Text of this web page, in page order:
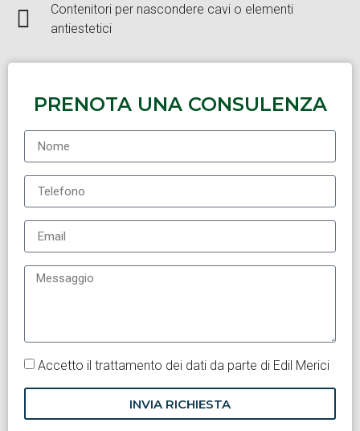
Contenitori per nascondere cavi o elementi
antiestetici
PRENOTA UNA CONSULENZA
Accetto il trattamento dei dati da parte di Edil Merici
INVIA RICHIESTA